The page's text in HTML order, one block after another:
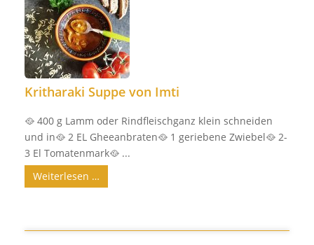
Kritharaki Suppe von Imti
🥘 400 g Lamm oder Rindfleischganz klein schneiden
und in🥘 2 EL Gheeanbraten🥘 1 geriebene Zwiebel🥘 2-
3 El Tomatenmark🥘 ...
Weiterlesen …